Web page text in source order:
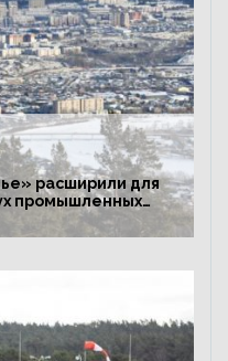
расширили для
промышленных